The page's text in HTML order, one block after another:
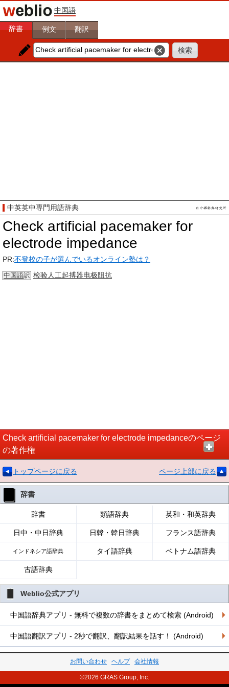
中国語
辞書 例文 翻訳
中英英中専門用語辞典
Check artificial pacemaker for
electrode impedance
PR:不登校の子が選んでいるオンライン塾は？
中国語訳 检验人工起搏器电极阻抗
Check artificial pacemaker for electrode impedanceのページ
の著作権
トップページに戻る ページ上部に戻る
辞書
辞書 類語辞典 英和・和英辞典
日中・中日辞典 日韓・韓日辞典 フランス語辞典
インドネシア語辞典 タイ語辞典 ベトナム語辞典
古語辞典
Weblio公式アプリ
中国語辞典アプリ - 無料で複数の辞書をまとめて検索 (Android)
中国語翻訳アプリ - 2秒で翻訳、翻訳結果を話す！ (Android)
お問い合わせ ヘルプ 会社情報
©2026 GRAS Group, Inc.